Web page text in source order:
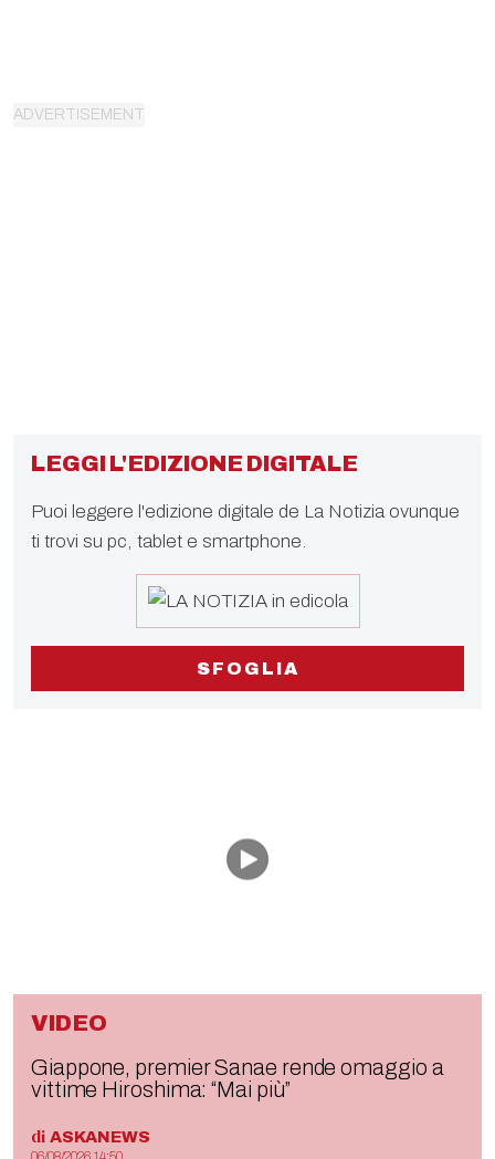
LEGGI L'EDIZIONE DIGITALE
Puoi leggere l'edizione digitale de La Notizia ovunque
ti trovi su pc, tablet e smartphone.
SFOGLIA
VIDEO
Giappone, premier Sanae rende omaggio a
vittime Hiroshima: “Mai più”
di ASKANEWS